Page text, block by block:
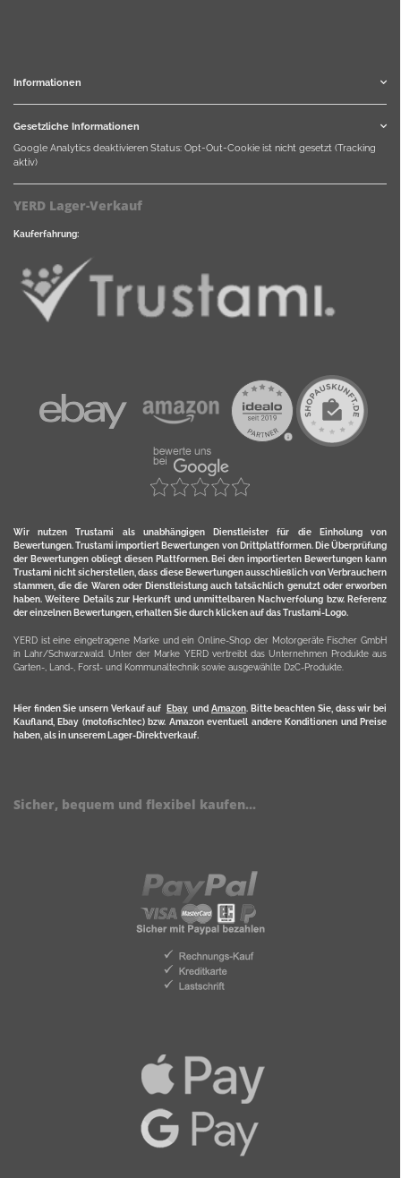
Informationen
Gesetzliche Informationen
Google Analytics deaktivieren Status: Opt-Out-Cookie ist nicht gesetzt (Tracking
aktiv)
YERD Lager-Verkauf
Kauferfahrung:
Wir nutzen Trustami als unabhängigen Dienstleister für die Einholung von
Bewertungen. Trustami importiert Bewertungen von Drittplattformen. Die Überprüfung
der Bewertungen obliegt diesen Plattformen. Bei den importierten Bewertungen kann
Trustami nicht sicherstellen, dass diese Bewertungen ausschließlich von Verbrauchern
stammen, die die Waren oder Dienstleistung auch tatsächlich genutzt oder erworben
haben. Weitere Details zur Herkunft und unmittelbaren Nachverfolung bzw. Referenz
der einzelnen Bewertungen, erhalten Sie durch klicken auf das Trustami-Logo.
YERD ist eine eingetragene Marke und ein Online-Shop der Motorgeräte Fischer GmbH
in Lahr/Schwarzwald. Unter der Marke YERD vertreibt das Unternehmen Produkte aus
Garten-, Land-, Forst- und Kommunaltechnik sowie ausgewählte D2C-Produkte.
Hier finden Sie unsern Verkauf auf Ebayund Amazon. Bitte beachten Sie, dass wir bei
Kaufland, Ebay (motofischtec) bzw. Amazon eventuell andere Konditionen und Preise
haben, als in unserem Lager-Direktverkauf.
Sicher, bequem und flexibel kaufen...